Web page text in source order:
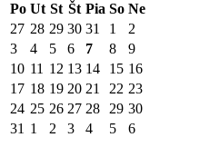
Po Ut St Št Pia So Ne
27 28 29 30 31 1
2
3
4 5 6 7 8
9
10 11 12 13 14 15 16
17 18 19 20 21 22 23
24 25 26 27 28 29 30
31 1 2 3 4 5 6